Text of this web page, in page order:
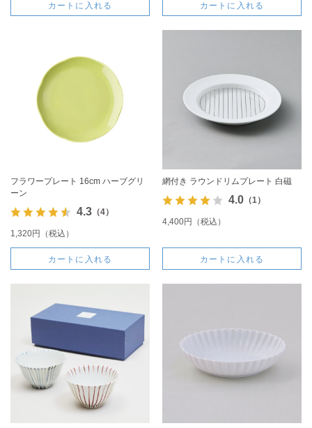
カートに入れる カートに入れる
フラワープレート 16cm ハーブグリ
ーン
4.3（4）
1,320円（税込）
カートに入れる
網付き ラウンドリムプレート 白磁
4.0（1）
4,400円（税込）
カートに入れる